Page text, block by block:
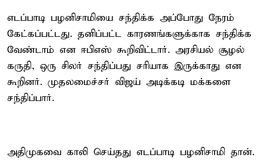
எடப்பாடி பழனிசாமியை சந்திக்க அப்போது நேரம்
கேட்கப்பட்டது. தனிப்பட்ட காரணங்களுக்காக சந்திக்க
வேண்டாம் என ஈபிஎஸ் கூறிவிட்டார். அரசியல் சூழல்
கருதி, ஒரு சிலர் சந்திப்பது சரியாக இருக்காது என
கூறினர். முதலமைச்சர் விஜய் அடிக்கடி மக்களை
சந்திப்பார்.
அதிமுகவை காலி செய்தது எடப்பாடி பழனிசாமி தான்.